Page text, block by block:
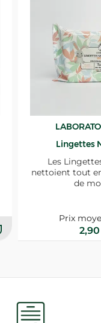
Lingettes
Les
nettoient tout
de
Prix